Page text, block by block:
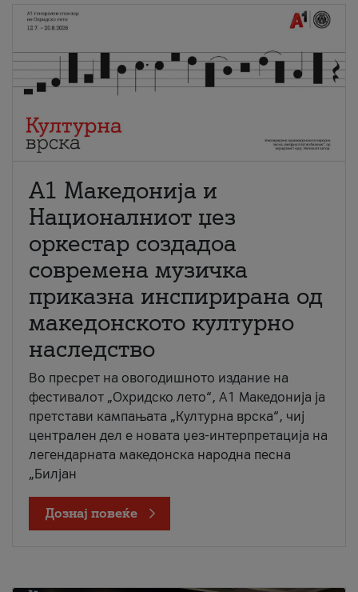
А1 Македонија и
Националниот џез
оркестар создадоа
современа музичка
приказна инспирирана од
македонското културно
наследство
Во пресрет на овогодишното издание на
фестивалот „Охридско лето“, А1 Македонија ја
претстави кампањата „Културна врска“, чиј
централен дел е новата џез-интерпретација на
легендарната македонска народна песна
„Билјан
Дознај повеќе